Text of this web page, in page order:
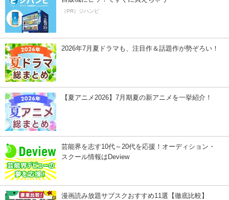
（PR）ジハンピ
2026年7月夏ドラマも、注目作＆話題作が勢ぞろい！
【夏アニメ2026】7月期夏の新アニメを一挙紹介！
芸能界を志す10代～20代を応援！オーディション・
スクール情報はDeview
漫画読み放題サブスクおすすめ11選【徹底比較】